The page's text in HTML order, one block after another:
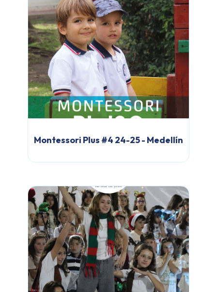
Montessori Plus #4 24-25 - Medellín